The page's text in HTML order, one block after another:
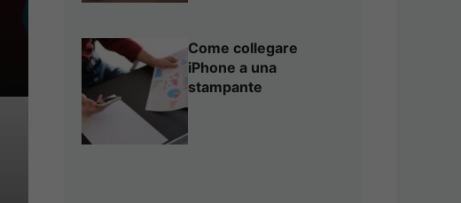
Come collegare
iPhone a una
stampante